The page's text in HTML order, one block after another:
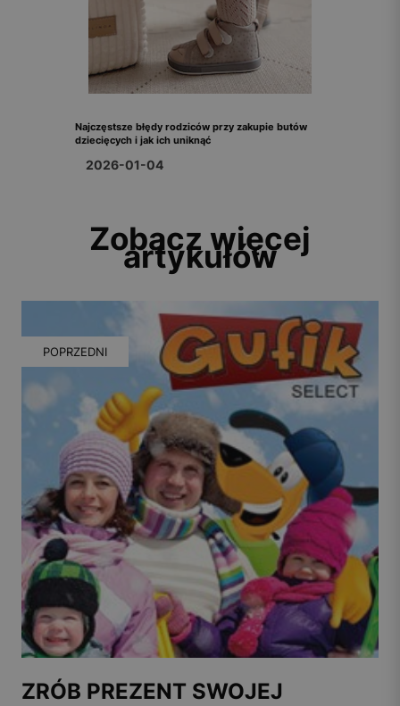
Najczęstsze błędy rodziców przy zakupie butów
dziecięcych i jak ich uniknąć
2026-01-04
Zobacz więcej
artykułów
POPRZEDNI
ZRÓB PREZENT SWOJEJ